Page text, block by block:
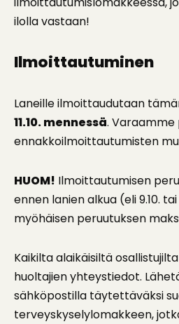
ilolla vastaan!
Ilmoittautuminen
Laneille ilmoittaudutaan
11.10. mennessä.
ennakkoilmoittautumisten
HUOM! Ilmoittautumisen
ennen lanien alkua (eli 9.10.
myöhäisen peruutuksen
Kaikilta alaikäisiltä
huoltajien yhteystiedot.
sähköpostilla täytettäväksi
terveyskyselylomakkeen,